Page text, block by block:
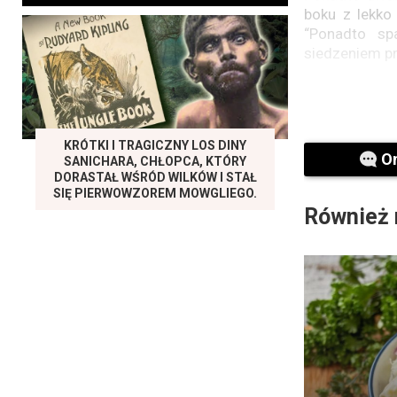
boku z lekko
“Ponadto
siedzeniem
Co więcej,
na boku
Alzheimera.
lub plecach,
na boku” –
Profesor
z mózgu, w
Również
KRÓTKI I TRAGICZNY LOS DINY
SANICHARA, CHŁOPCA, KTÓRY
DORASTAŁ WŚRÓD WILKÓW I STAŁ
SIĘ PIERWOWZOREM MOWGLIEGO.